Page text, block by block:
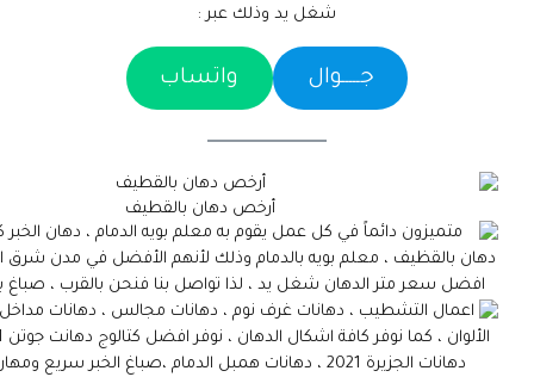
شغل يد وذلك عبر :
جـــــوال واتساب
أرخص دهان بالقطيف